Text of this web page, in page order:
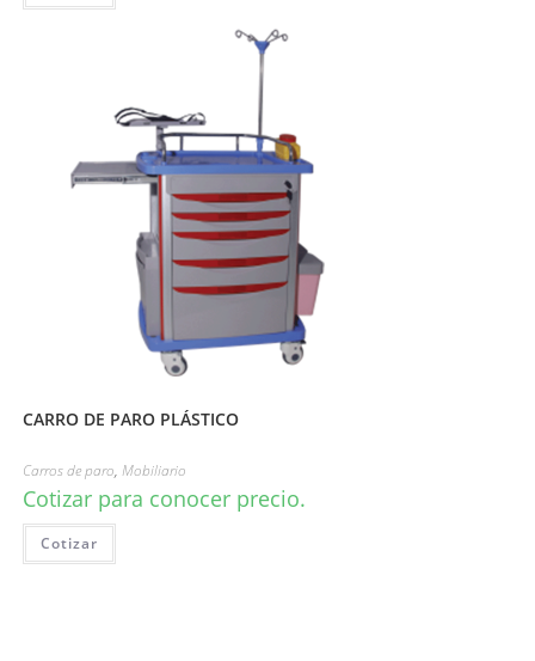
CARRO DE PARO PLÁSTICO
Carros de paro, Mobiliario
Cotizar para conocer precio.
Cotizar